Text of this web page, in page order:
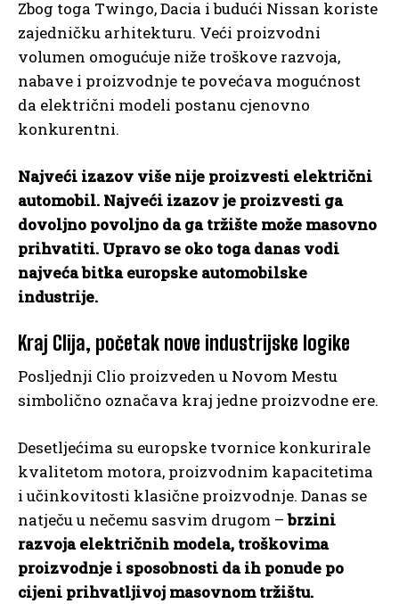
Zbog toga Twingo, Dacia i budući Nissan koriste
zajedničku arhitekturu. Veći proizvodni
volumen omogućuje niže troškove razvoja,
nabave i proizvodnje te povećava mogućnost
da električni modeli postanu cjenovno
konkurentni.
Najveći izazov više nije proizvesti električni
automobil. Najveći izazov je proizvesti ga
dovoljno povoljno da ga tržište može masovno
prihvatiti. Upravo se oko toga danas vodi
najveća bitka europske automobilske
industrije.
Kraj Clija, početak nove industrijske logike
Posljednji Clio proizveden u Novom Mestu
simbolično označava kraj jedne proizvodne ere.
Desetljećima su europske tvornice konkurirale
kvalitetom motora, proizvodnim kapacitetima
i učinkovitosti klasične proizvodnje. Danas se
natječu u nečemu sasvim drugom –brzini
razvoja električnih modela, troškovima
proizvodnje i sposobnosti da ih ponude po
cijeni prihvatljivoj masovnom tržištu.